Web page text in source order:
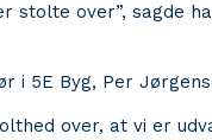
stolte over”, sagde
i 5E Byg, Per
over, at vi er